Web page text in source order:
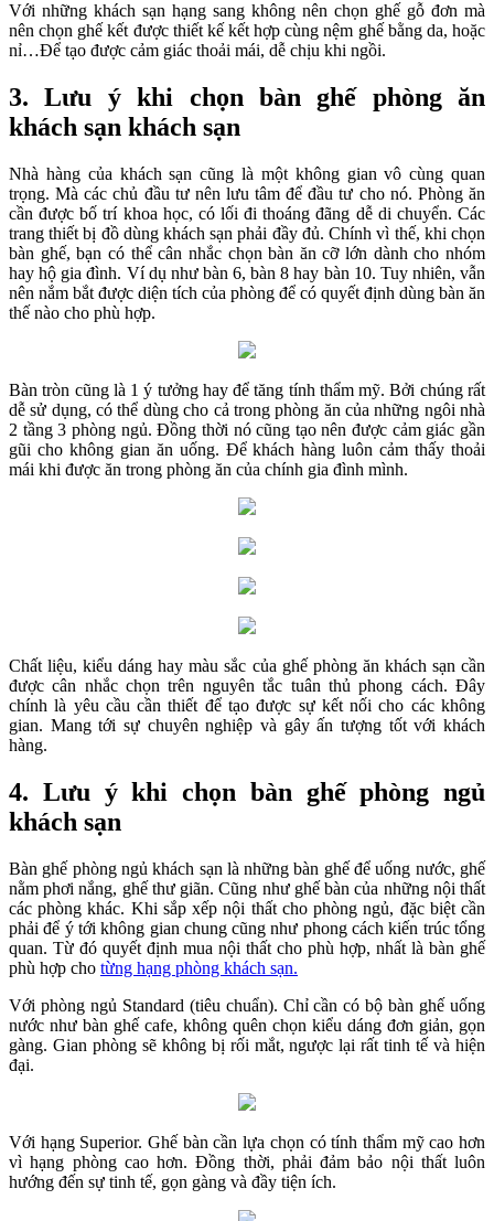
Với những khách sạn hạng sang không nên chọn ghế gỗ đơn mà
nên chọn ghế kết được thiết kế kết hợp cùng nệm ghế bằng da, hoặc
nỉ…Để tạo được cảm giác thoải mái, dễ chịu khi ngồi.
3. Lưu ý khi chọn bàn ghế phòng ăn
khách sạn khách sạn
Nhà hàng của khách sạn cũng là một không gian vô cùng quan
trọng. Mà các chủ đầu tư nên lưu tâm để đầu tư cho nó. Phòng ăn
cần được bố trí khoa học, có lối đi thoáng đãng dễ di chuyển. Các
trang thiết bị đồ dùng khách sạn phải đầy đủ. Chính vì thế, khi chọn
bàn ghế, bạn có thể cân nhắc chọn bàn ăn cỡ lớn dành cho nhóm
hay hộ gia đình. Ví dụ như bàn 6, bàn 8 hay bàn 10. Tuy nhiên, vẫn
nên nắm bắt được diện tích của phòng để có quyết định dùng bàn ăn
thế nào cho phù hợp.
Bàn tròn cũng là 1 ý tưởng hay để tăng tính thẩm mỹ. Bởi chúng rất
dễ sử dụng, có thể dùng cho cả trong phòng ăn của những ngôi nhà
2 tầng 3 phòng ngủ. Đồng thời nó cũng tạo nên được cảm giác gần
gũi cho không gian ăn uống. Để khách hàng luôn cảm thấy thoải
mái khi được ăn trong phòng ăn của chính gia đình mình.
Chất liệu, kiểu dáng hay màu sắc của ghế phòng ăn khách sạn cần
được cân nhắc chọn trên nguyên tắc tuân thủ phong cách. Đây
chính là yêu cầu cần thiết để tạo được sự kết nối cho các không
gian. Mang tới sự chuyên nghiệp và gây ấn tượng tốt với khách
hàng.
4. Lưu ý khi chọn bàn ghế phòng ngủ
khách sạn
Bàn ghế phòng ngủ khách sạn là những bàn ghế để uống nước, ghế
nằm phơi nắng, ghế thư giãn. Cũng như ghế bàn của những nội thất
các phòng khác. Khi sắp xếp nội thất cho phòng ngủ, đặc biệt cần
phải để ý tới không gian chung cũng như phong cách kiến trúc tổng
quan. Từ đó quyết định mua nội thất cho phù hợp, nhất là bàn ghế
phù hợp cho từng hạng phòng khách sạn.
Với phòng ngủ Standard (tiêu chuẩn). Chỉ cần có bộ bàn ghế uống
nước như bàn ghế cafe, không quên chọn kiểu dáng đơn giản, gọn
gàng. Gian phòng sẽ không bị rối mắt, ngược lại rất tinh tế và hiện
đại.
Với hạng Superior. Ghế bàn cần lựa chọn có tính thẩm mỹ cao hơn
vì hạng phòng cao hơn. Đồng thời, phải đảm bảo nội thất luôn
hướng đến sự tinh tế, gọn gàng và đầy tiện ích.